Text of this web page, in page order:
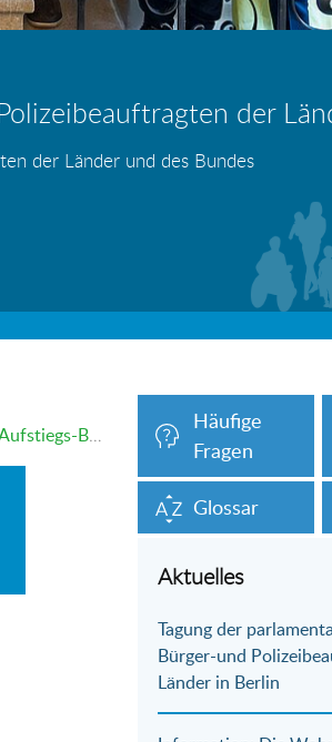
der
der Länder und des Bundes
auch verboten!
Nutzen Sie auch unser
BAföG: schleppende Antragsbearbeitung beim Landesverwaltungsamt
Häufige
Fragen
Glossar
Aktuelles
Tagung der
Bürger-und
Länder in Berlin